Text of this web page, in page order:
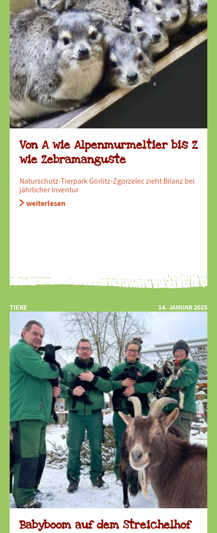
Von A wie Alpenmurmeltier bis Z
wie Zebramanguste
Naturschutz-Tierpark Görlitz-Zgorzelec zieht Bilanz bei
jährlicher Inventur
weiterlesen
TIERE 14. JANUAR 2025
Babyboom auf dem Streichelhof